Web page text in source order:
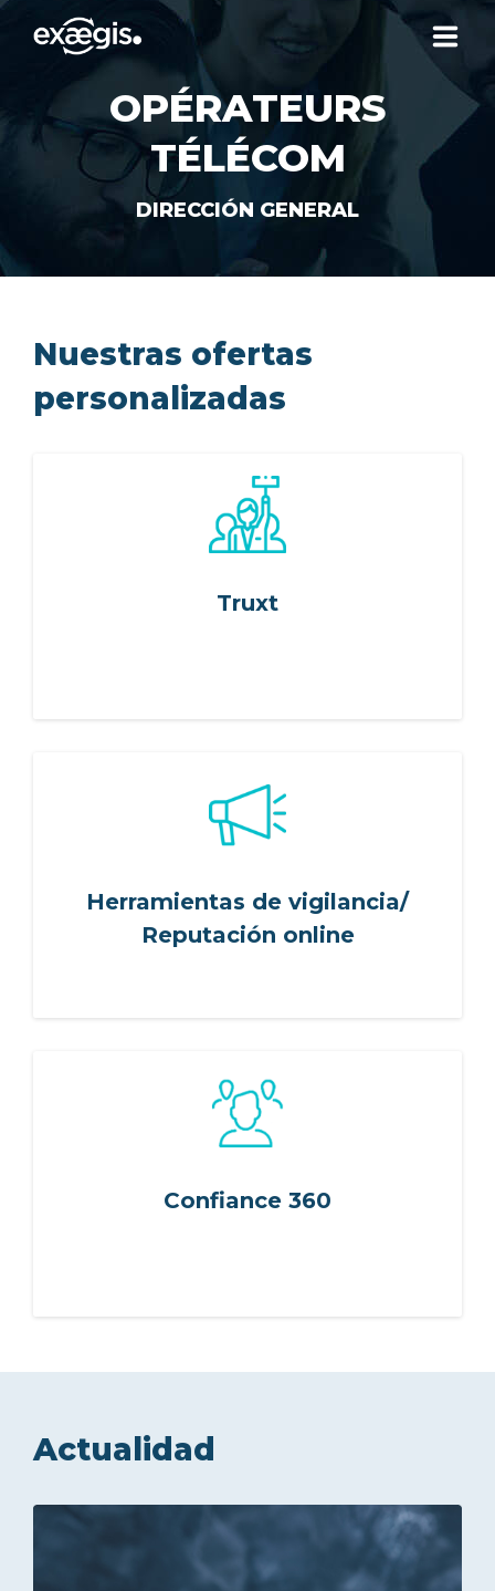
¿QUIÉNES SOMOS?
NUESTRAS OFERTAS
SU ESPACIO
OPÉRATEURS
TÉLÉCOM
DIRECCIÓN GENERAL
Nuestras ofertas
personalizadas
Truxt
Herramientas de vigilancia/
Reputación online
Confiance 360
Actualidad